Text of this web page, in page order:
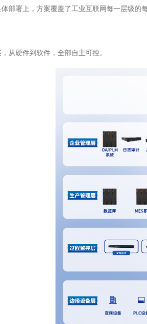
部署上，方案覆盖了工业互联网每一层级的
从硬件到软件，全部自主可控。